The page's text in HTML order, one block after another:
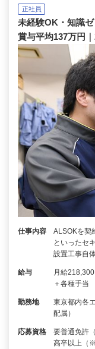
正社員
未経験OK・知識
賞与平均137万円
仕事内容
ALSOKを契
といったセ
設置工事自
給与
月給
＋各種手
勤務地
東京都内各
配属）
応募資格
要普通免許
高卒以上（